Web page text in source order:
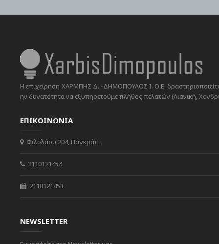
Η επιχείρηση ΧΑΡΜΠΗΣ Δ. -ΔΗΜΟΠΟΥΛΟΣ Ι. Ο.Ε.
ην δυνατότητα να εξυπηρετούμε πλήθος πελατών (Λιανική,
ΕΠΙΚΟΙΝΩΝΙΑ
Φιλολάου 204, Παγκράτι
2110121454
2110121453
NEWSLETTER